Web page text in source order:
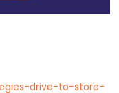
drive-to-store-